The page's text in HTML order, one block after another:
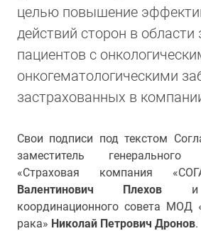
целью повышение
действий сторон в
пациентов с
онкогематологическими
застрахованных в
Свои подписи под текстом
заместитель
«Страховая компания
Валентинович Плехов и
координационного совета МОД
рака» Николай Петрович Дронов.